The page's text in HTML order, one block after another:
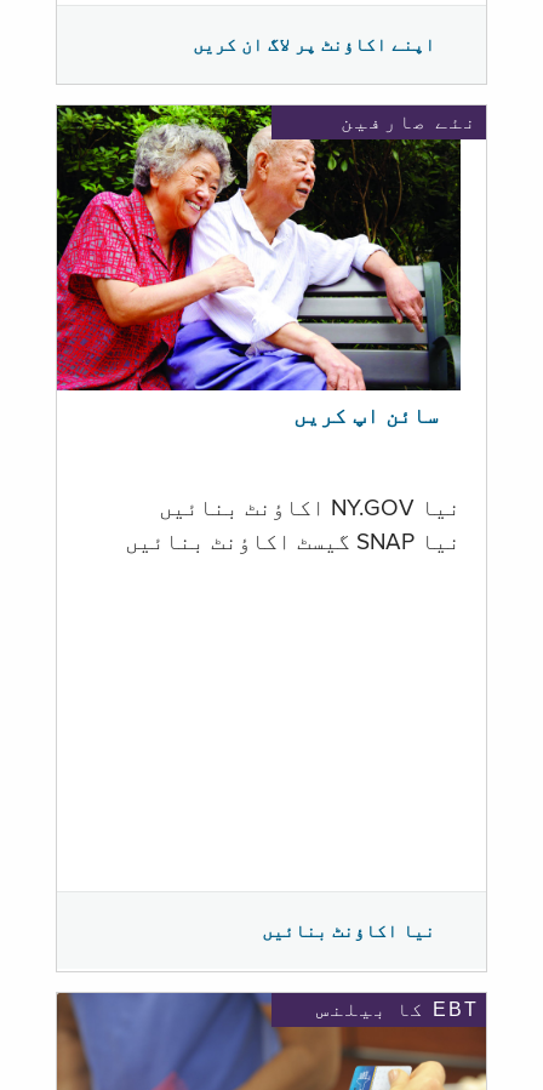
اپنے اکاؤنٹ پر لاگ ان کریں
نئے صارفین
سائن اپ کریں
نیا NY.GOV اکاؤنٹ بنائیں
نیا SNAP گیسٹ اکاؤنٹ بنائیں
نیا اکاؤنٹ بنائیں
EBT کا بیلنس